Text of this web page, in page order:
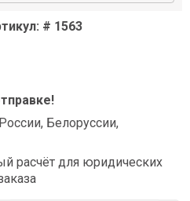
# 1563
Белоруссии,
расчёт для юридических